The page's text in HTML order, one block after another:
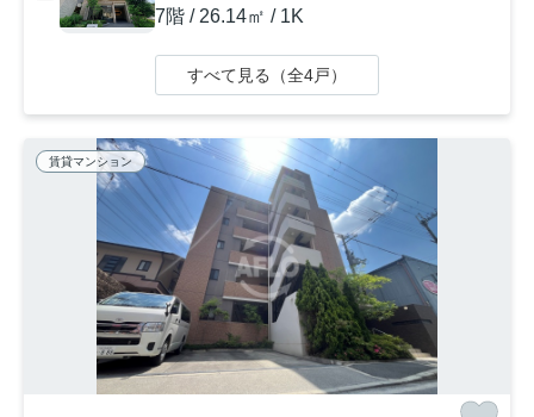
7階 / 26.14㎡ / 1K
すべて見る（全4戸）
賃貸マンション